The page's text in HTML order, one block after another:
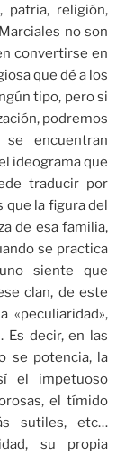
patria, religión,
no son
convertirse en
que dé a los
tipo, pero si
podremos
encuentran
ideograma que
traducir por
que la figura del
de esa familia,
se practica
siente que
clan, de este
«peculiaridad»,
Es decir, en las
se potencia, la
el impetuoso
el tímido
sutiles, etc…
su propia